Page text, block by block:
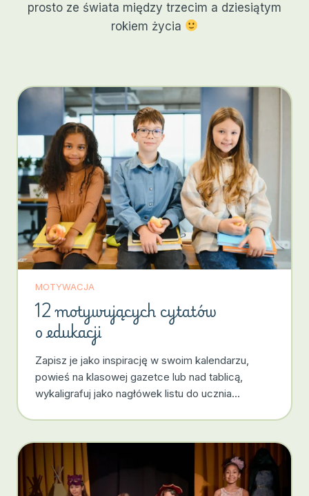
prosto ze świata między trzecim a dziesiątym
rokiem życia
MOTYWACJA
12 motywujących cytatów
o edukacji
Zapisz je jako inspirację w swoim kalendarzu,
powieś na klasowej gazetce lub nad tablicą,
wykaligrafuj jako nagłówek listu do ucznia…